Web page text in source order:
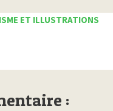
ET ILLUSTRATIONS
: